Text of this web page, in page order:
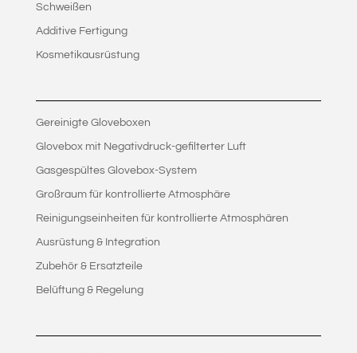
Schweißen
Additive Fertigung
Kosmetikausrüstung
Gereinigte Gloveboxen
Glovebox mit Negativdruck-gefilterter Luft
Gasgespültes Glovebox-System
Großraum für kontrollierte Atmosphäre
Reinigungseinheiten für kontrollierte Atmosphären
Ausrüstung & Integration
Zubehör & Ersatzteile
Belüftung & Regelung